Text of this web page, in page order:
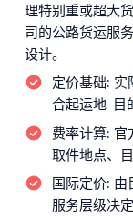
理特别重或超大
司的公路货运服
设计。
定价基础: 实
合起运地-目
费率计算: 官
取件地点、
国际定价: 由
服务层级决定